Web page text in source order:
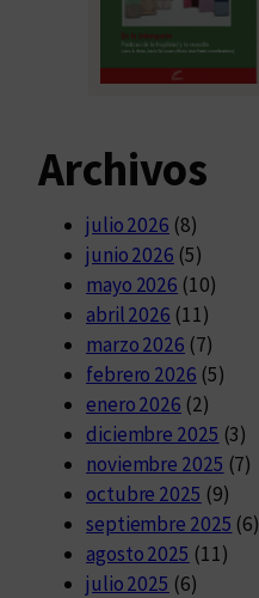
Archivos
julio 2026 (8)
junio 2026 (5)
mayo 2026 (10)
abril 2026 (11)
marzo 2026 (7)
febrero 2026 (5)
enero 2026 (2)
diciembre 2025 (3)
noviembre 2025 (7)
octubre 2025 (9)
septiembre 2025 (6)
agosto 2025 (11)
julio 2025 (6)